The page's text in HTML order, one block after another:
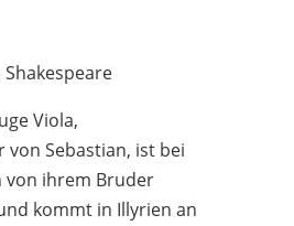
Viola,
von Sebastian, ist bei
von ihrem Bruder
kommt in Illyrien an